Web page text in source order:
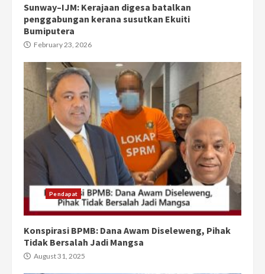
Sunway–IJM: Kerajaan digesa batalkan
penggabungan kerana susutkan Ekuiti
Bumiputera
February 23, 2026
Pendapat
Konspirasi BPMB: Dana Awam Diseleweng, Pihak
Tidak Bersalah Jadi Mangsa
August 31, 2025